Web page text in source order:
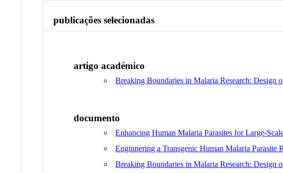
publicações selecionadas
artigo académico
Breaking Boundaries in Malaria Research:
documento
Enhancing Human Malaria Parasites for Large-
Enginnering a Transgenic Human Malaria
Breaking Boundaries in Malaria Research: